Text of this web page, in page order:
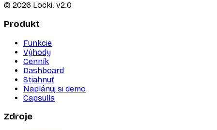
© 2026 Locki. v2.0
Produkt
Funkcie
Výhody
Cenník
Dashboard
Stiahnuť
Naplánuj si demo
Capsulla
Zdroje